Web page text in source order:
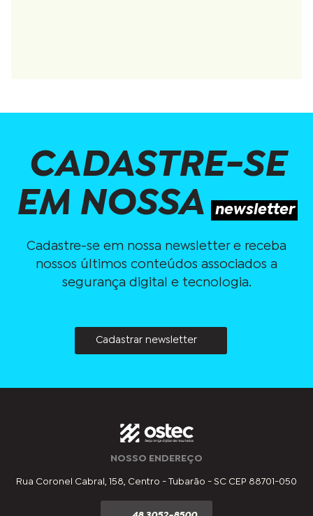
CADASTRE-SE
EM NOSSA newsletter
Cadastre-se em nossa newsletter e receba
nossos últimos conteúdos associados a
segurança digital e tecnologia.
Cadastrar newsletter
NOSSO ENDEREÇO
Rua Coronel Cabral, 158, Centro - Tubarão - SC CEP 88701-050